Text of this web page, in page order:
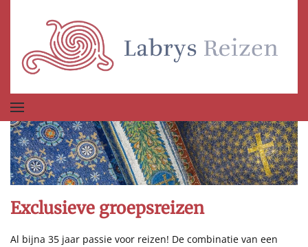
Terug naar hoofdinhoud
Exclusieve groepsreizen
Al bijna 35 jaar passie voor reizen! De combinatie van een